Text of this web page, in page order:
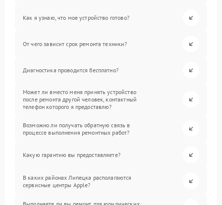
Как я узнаю, что мое устройство готово?
От чего зависит срок ремонта техники?
Диагностика проводится бесплатно?
Может ли вместо меня принять устройство
после ремонта другой человек, контактный
телефон которого я предоставлю?
Возможно ли получать обратную связь в
процессе выполнения ремонтных работ?
Какую гарантию вы предоставляете?
В каких районах Липецка располагаются
сервисные центры Apple?
Выполняете ли вы ремонт для юридических